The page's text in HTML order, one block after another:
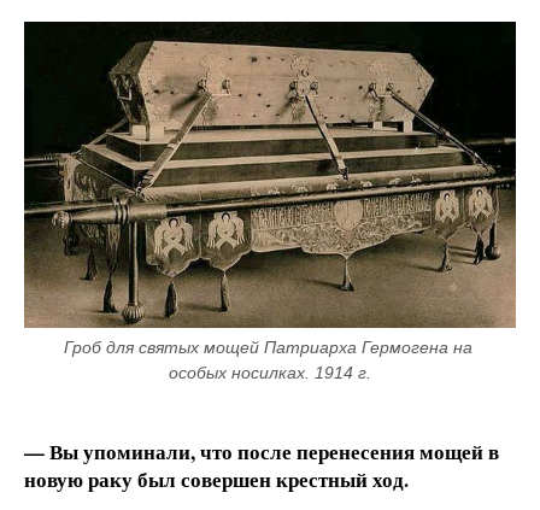
Гроб для святых мощей Патриарха Гермогена на
особых носилках. 1914 г.
— Вы упоминали, что после перенесения мощей в
новую раку был совершен крестный ход.